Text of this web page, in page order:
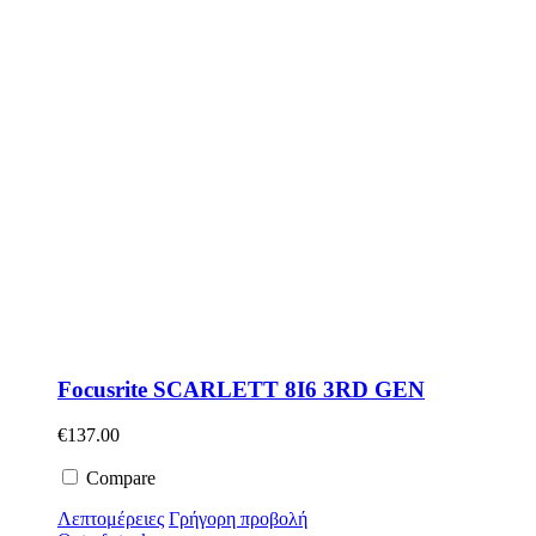
Focusrite SCARLETT 8I6 3RD GEN
€137.00
Compare
Λεπτομέρειες Γρήγορη προβολή